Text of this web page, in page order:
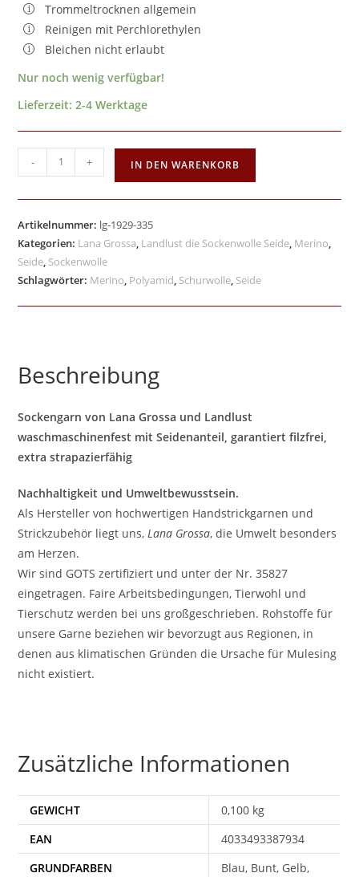
Trommeltrocknen allgemein
Reinigen mit Perchlorethylen
Bleichen nicht erlaubt
Nur noch wenig verfügbar!
Lieferzeit:2-4 Werktage
- + IN DEN WARENKORB
Artikelnummer: lg-1929-335
Kategorien: Lana Grossa, Landlust die Sockenwolle Seide, Merino,
Seide, Sockenwolle
Schlagwörter: Merino, Polyamid, Schurwolle, Seide
Beschreibung
Sockengarn von Lana Grossa und Landlust
waschmaschinenfest mit Seidenanteil, garantiert filzfrei,
extra strapazierfähig
Nachhaltigkeit und Umweltbewusstsein.
Als Hersteller von hochwertigen Handstrickgarnen und
Strickzubehör liegt uns,Lana Grossa, die Umwelt besonders
am Herzen.
Wir sind GOTS zertifiziert und unter der Nr. 35827
eingetragen. Faire Arbeitsbedingungen, Tierwohl und
Tierschutz werden bei uns großgeschrieben. Rohstoffe für
unsere Garne beziehen wir bevorzugt aus Regionen, in
denen aus klimatischen Gründen die Ursache für Mulesing
nicht existiert.
Zusätzliche Informationen
GEWICHT
0,100 kg
EAN
4033493387934
Blau, Bunt, Gelb,